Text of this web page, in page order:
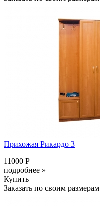
Прихожая Рикардо 3
11000 Р
подробнее »
Купить
Заказать по своим размерам